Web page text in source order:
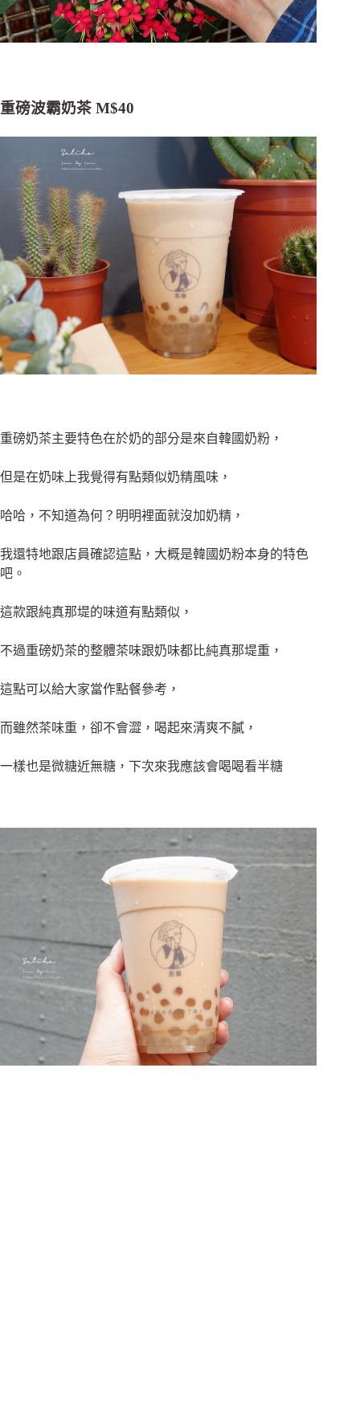
重磅波霸奶茶 M$40
重磅奶茶主要特色在於奶的部分是來自韓國奶粉，
但是在奶味上我覺得有點類似奶精風味，
哈哈，不知道為何？ 明明裡面就沒加奶精，
我還特地跟店員確認這點，大概是韓國奶粉本身的特色
吧。
這款跟純真那堤的味道有點類似，
不過重磅奶茶的整體茶味跟奶味都比純真那堤重，
這點可以給大家當作點餐參考，
而雖然茶味重，卻不會澀，喝起來清爽不膩，
一樣也是微糖近無糖，下次來我應該會喝喝看半糖